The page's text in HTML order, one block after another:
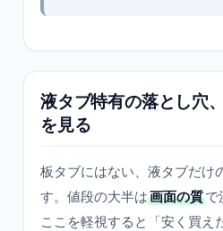
液タブ特有の落とし穴
を見る
板タブにはない、液タブだけ
す。値段の大半は画面の質で
ここを軽視すると「安く買え